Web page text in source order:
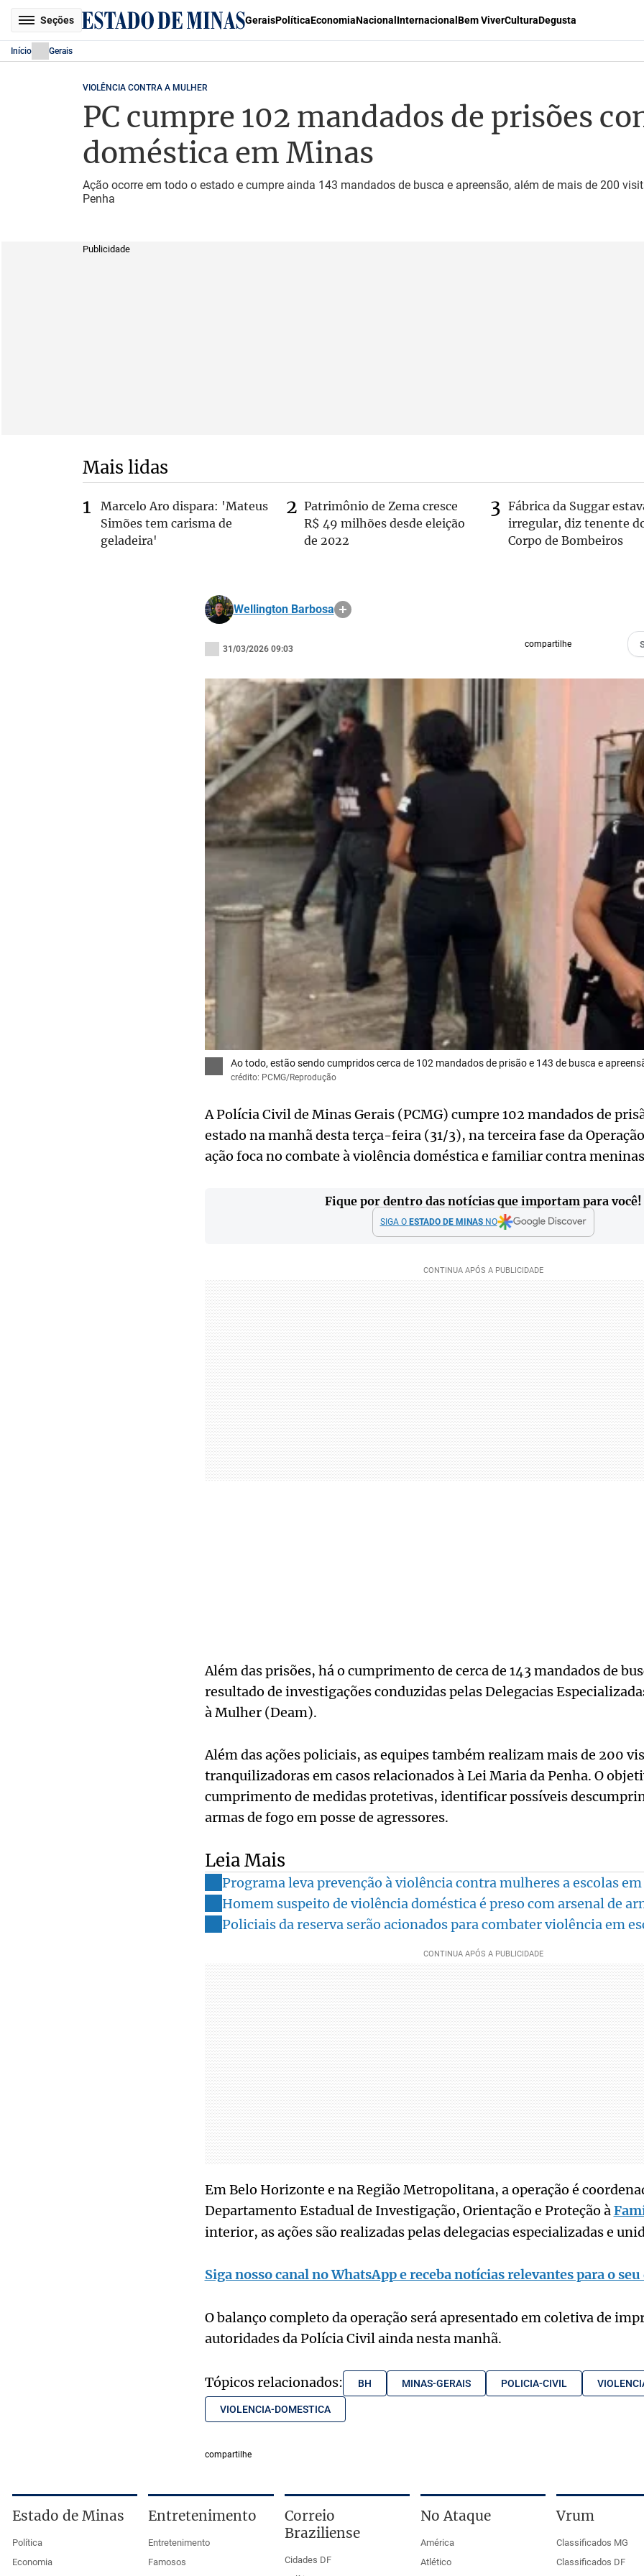
Seções GeraisPolíticaEconomiaNacional Internacional Bem ViverCulturaDegusta
Início Gerais
VIOLÊNCIA CONTRA A MULHER
PC cumpre 102 mandados de prisões
doméstica em Minas
Ação ocorre em todo o estado e cumpre ainda 143 mandados de busca e apreensão, além de mais de 200
Penha
Publicidade
Mais lidas
Marcelo Aro dispara: 'Mateus
Simões tem carisma de
geladeira'
Patrimônio de Zema cresce
R$ 49 milhões desde eleição
de 2022
Fábrica da Suggar
irregular, diz tenente
Corpo de Bombeiros
Wellington Barbosa
31/03/2026 09:03 compartilhe
Ao todo, estão sendo cumpridos cerca de 102 mandados de prisão e 143 de busca e
crédito: PCMG/Reprodução
A Polícia Civil de Minas Gerais (PCMG) cumpre 102 mandados de
estado na manhã desta terça-feira (31/3), na terceira fase da
ação foca no combate à violência doméstica e familiar contra
Fique por dentro das notícias que importam para você!
SIGA O ESTADO DE MINASNO
Além das prisões, há o cumprimento de cerca de 143 mandados de
resultado de investigações conduzidas pelas Delegacias
à Mulher (Deam).
Além das ações policiais, as equipes também realizam mais de 200
tranquilizadoras em casos relacionados à Lei Maria da Penha. O
cumprimento de medidas protetivas, identificar possíveis
armas de fogo em posse de agressores.
Leia Mais
Programa leva prevenção à violência contra mulheres a escolas
Homem suspeito de violência doméstica é preso com arsenal de
Policiais da reserva serão acionados para combater violência em
Em Belo Horizonte e na Região Metropolitana, a operação é
Departamento Estadual de Investigação, Orientação e Proteção à
interior, as ações são realizadas pelas delegacias especializadas e
Siga nosso canal no WhatsApp e receba notícias relevantes para o seu
O balanço completo da operação será apresentado em coletiva de
autoridades da Polícia Civil ainda nesta manhã.
Tópicos relacionados: BH MINAS-GERAIS POLICIA-CIVIL
VIOLENCIA-DOMESTICA
compartilhe
Estado de Minas
Política
Economia
Entretenimento
Entretenimento
Famosos
Correio
Braziliense
Cidades DF
No Ataque
América
Atlético
Vrum
Classificados MG
Classificados DF